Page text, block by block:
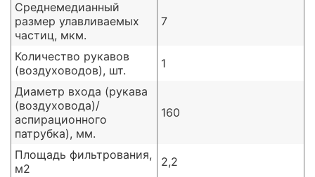
Среднемедианный
размер улавливаемых
частиц, мкм.
7
Количество рукавов
(воздуховодов), шт.
1
Диаметр входа (рукава
(воздуховода)/
аспирационного
патрубка), мм.
160
Площадь фильтрования,
м2
2,2